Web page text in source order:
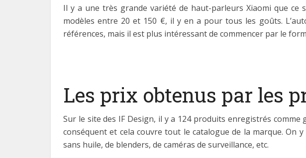
Il y a une très grande variété de haut-parleurs Xiaomi que ce
modèles entre 20 et 150 €, il y en a pour tous les goûts.
références, mais il est plus intéressant de commencer par le
Les prix obtenus par les
Sur le site des IF Design, il y a 124 produits enregistrés comme
conséquent et cela couvre tout le catalogue de la marque. On
sans huile, de blenders, de caméras de surveillance, etc.